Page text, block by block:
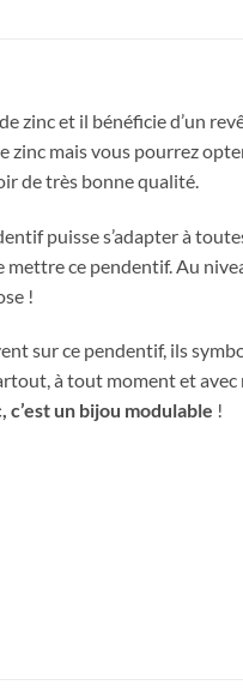
zinc et il bénéficie d’un
zinc mais vous pourrez
de très bonne qualité.
puisse s’adapter à
ce pendentif. Au
!
sur ce pendentif, ils
à tout moment et avec
c’est un bijou modulable !